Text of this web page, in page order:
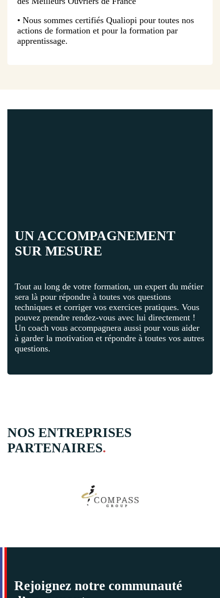
• Nous sommes certifiés Qualiopi pour toutes nos
actions de formation et pour la formation par
apprentissage.
UN ACCOMPAGNEMENT
SUR MESURE
Tout au long de votre formation, un expert du métier
sera là pour répondre à toutes vos questions
techniques et corriger vos exercices pratiques. Vous
pouvez prendre rendez-vous avec lui directement !
Un coach vous accompagnera aussi pour vous aider
à garder la motivation et répondre à toutes vos autres
questions.
NOS ENTREPRISES
PARTENAIRES.
Rejoignez notre communauté